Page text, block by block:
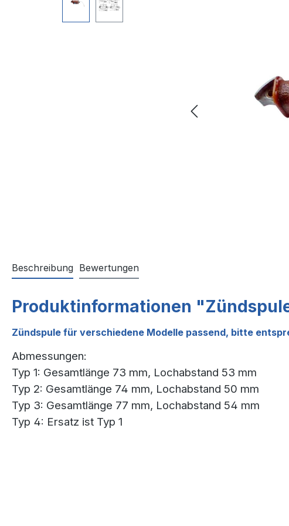
Beschreibung Bewertungen
Produktinformationen
Zündspule für verschiedene Modelle passend, bitte
Abmessungen:
Typ 1: Gesamtlänge 73 mm, Lochabstand 53 mm
Typ 2: Gesamtlänge 74 mm, Lochabstand 50 mm
Typ 3: Gesamtlänge 77 mm, Lochabstand 54 mm
Typ 4: Ersatz ist Typ 1